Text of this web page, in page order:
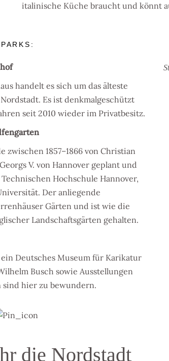
italinische Küche braucht und könnt
handelt es sich um das älteste
Es ist denkmalgeschützt
seit 2010 wieder im Privatbesitz.
zwischen 1857–1866 von Christian
V. von Hannover geplant und
Hochschule Hannover,
Der anliegende
Gärten und ist wie die
Landschaftsgärten gehalten.
Deutsches Museum für Karikatur
Busch sowie Ausstellungen
hier zu bewundern.
die Nordstadt